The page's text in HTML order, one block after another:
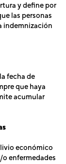
y define por
las personas
indemnización
fecha de
que haya
acumular
económico
enfermedades